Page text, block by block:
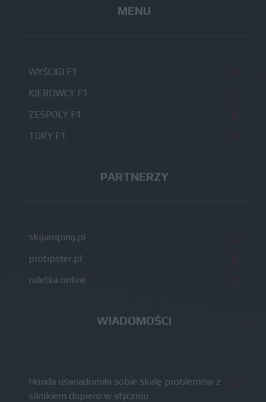
MENU
WYŚCIGI F1
KIEROWCY F1
ZESPOŁY F1
TORY F1
PARTNERZY
skijumping.pl
protipster.pl
ruletka online
WIADOMOŚCI
Honda uświadomiła sobie skalę problemów z
silnikiem dopiero w styczniu